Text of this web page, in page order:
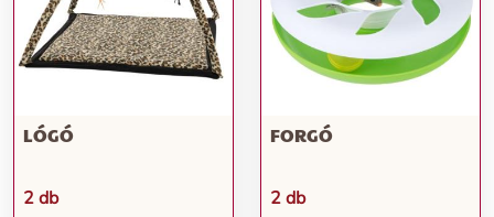
LÓGÓ
2 db
FORGÓ
2 db